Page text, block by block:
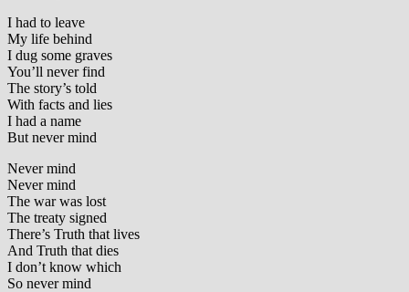
I had to leave
My life behind
I dug some graves
You’ll never find
The story’s told
With facts and lies
I had a name
But never mind
Never mind
Never mind
The war was lost
The treaty signed
There’s Truth that lives
And Truth that dies
I don’t know which
So never mind